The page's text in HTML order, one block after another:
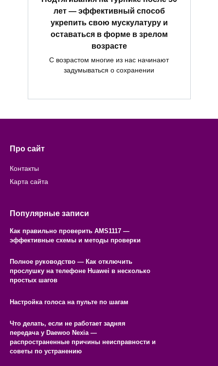
лет — эффективный способ
укрепить свою мускулатуру и
оставаться в форме в зрелом
возрасте
С возрастом многие из нас начинают
задумываться о сохранении
Про сайт
Контакты
Карта сайта
Популярные записи
Как правильно проверить AMS1117 —
эффективные схемы и методы проверки
Полное руководство — Как отключить
прослушку на телефоне Huawei в несколько
простых шагов
Настройка голоса на пульте по шагам
Что делать, если не работает задняя
передача у Daewoo Nexia —
распространенные причины неисправности и
советы по устранению